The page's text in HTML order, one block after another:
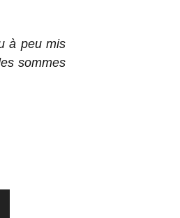
à peu mis
sommes